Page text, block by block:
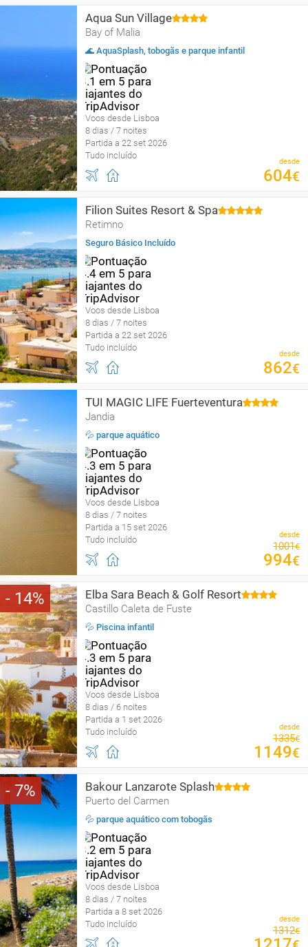
Aqua Sun Village
Bay of Malia
🌊 AquaSplash, tobogãs e parque infantil
Voos desde Lisboa
8 dias / 7 noites
Partida a 22 set 2026
Tudo incluído
desde
604€
Filion Suites Resort & Spa
Retimno
Seguro Básico Incluído
Voos desde Lisboa
8 dias / 7 noites
Partida a 22 set 2026
Tudo incluído
desde
862€
TUI MAGIC LIFE Fuerteventura
Jandia
💦 parque aquático
Voos desde Lisboa
8 dias / 7 noites
Partida a 15 set 2026
Tudo incluído
desde
1001€
994€
14 Elba Sara Beach & Golf Resort
Castillo Caleta de Fuste
💦 Piscina infantil
Voos desde Lisboa
8 dias / 6 noites
Partida a 1 set 2026
Tudo incluído
desde
1335€
1149€
7 Bakour Lanzarote Splash
Puerto del Carmen
💦 parque aquático com tobogãs
Voos desde Lisboa
8 dias / 7 noites
Partida a 8 set 2026
Tudo incluído
desde
1312€